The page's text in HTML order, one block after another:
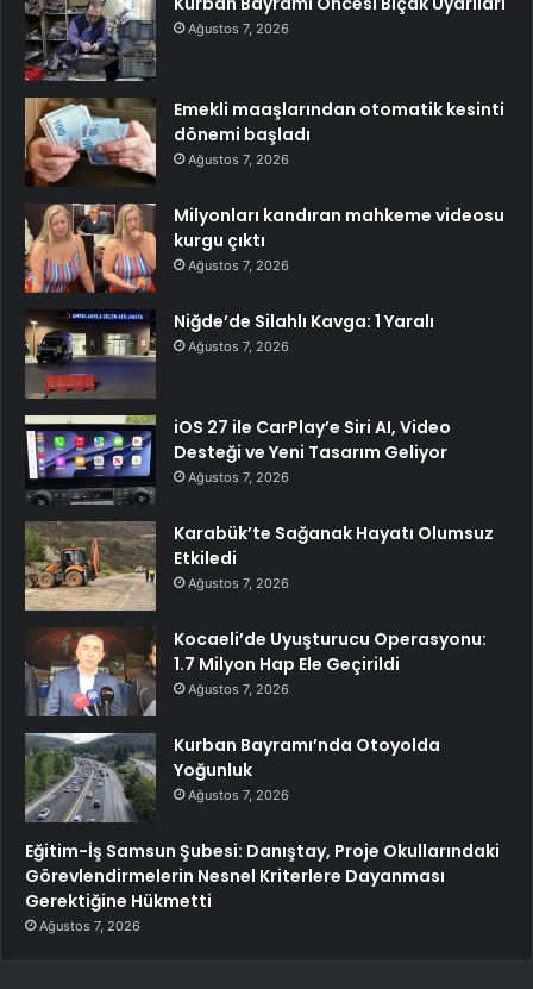
Ağustos 7, 2026
Emekli maaşlarından otomatik kesinti
dönemi başladı
Ağustos 7, 2026
Milyonları kandıran mahkeme videosu
kurgu çıktı
Ağustos 7, 2026
Niğde’de Silahlı Kavga: 1 Yaralı
Ağustos 7, 2026
iOS 27 ile CarPlay’e Siri AI, Video
Desteği ve Yeni Tasarım Geliyor
Ağustos 7, 2026
Karabük’te Sağanak Hayatı Olumsuz
Etkiledi
Ağustos 7, 2026
Kocaeli’de Uyuşturucu Operasyonu:
1.7 Milyon Hap Ele Geçirildi
Ağustos 7, 2026
Kurban Bayramı’nda Otoyolda
Yoğunluk
Ağustos 7, 2026
Eğitim-İş Samsun Şubesi: Danıştay, Proje Okullarındaki
Görevlendirmelerin Nesnel Kriterlere Dayanması
Gerektiğine Hükmetti
Ağustos 7, 2026